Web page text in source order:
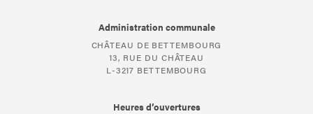
Administration communale
CHÂTEAU DE BETTEMBOURG
13, RUE DU CHÂTEAU
L-3217 BETTEMBOURG
Heures d’ouvertures